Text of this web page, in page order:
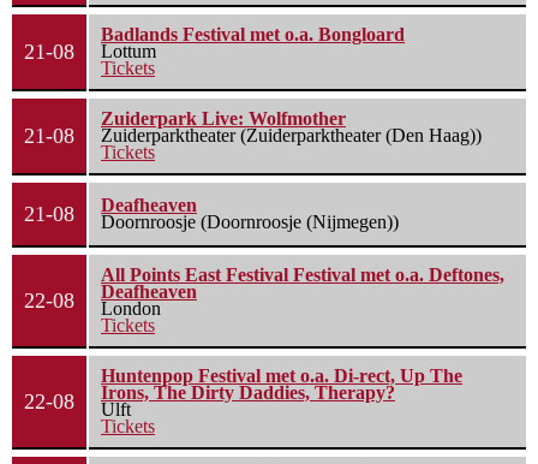
21-08
Badlands Festival met o.a. Bongloard
Lottum
Tickets
21-08
Zuiderpark Live: Wolfmother
Zuiderparktheater (Zuiderparktheater (Den Haag))
Tickets
21-08
Deafheaven
Doornroosje (Doornroosje (Nijmegen))
22-08
All Points East Festival Festival met o.a. Deftones,
Deafheaven
London
Tickets
22-08
Huntenpop Festival met o.a. Di-rect, Up The
Irons, The Dirty Daddies, Therapy?
Ulft
Tickets